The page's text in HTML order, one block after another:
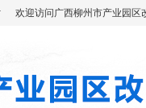
欢迎访问广西柳州市产业园区